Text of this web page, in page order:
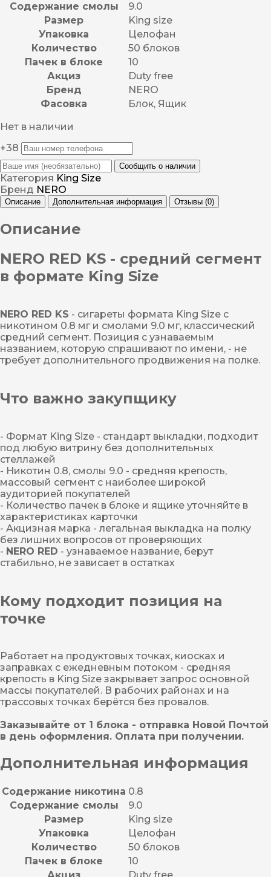
Содержание смолы
9.0
Размер
King size
Упаковка
Целофан
Количество
50 блоков
Пачек в блоке
10
Акциз
Duty free
Бренд
NERO
Фасовка
Блок, Ящик
Нет в наличии
+38
Сообщить о наличии
Категория King Size
Бренд NERO
Описание Дополнительная информация Отзывы (0)
Описание
NERO RED KS - средний сегмент
в формате King Size
NERO RED KS - сигареты формата King Size с
никотином 0.8 мг и смолами 9.0 мг, классический
средний сегмент. Позиция с узнаваемым
названием, которую спрашивают по имени, - не
требует дополнительного продвижения на полке.
Что важно закупщику
- Формат King Size - стандарт выкладки, подходит
под любую витрину без дополнительных
стеллажей
- Никотин 0.8, смолы 9.0 - средняя крепость,
массовый сегмент с наиболее широкой
аудиторией покупателей
- Количество пачек в блоке и ящике уточняйте в
характеристиках карточки
- Акцизная марка - легальная выкладка на полку
без лишних вопросов от проверяющих
- NERO RED - узнаваемое название, берут
стабильно, не зависает в остатках
Кому подходит позиция на
точке
Работает на продуктовых точках, киосках и
заправках с ежедневным потоком - средняя
крепость в King Size закрывает запрос основной
массы покупателей. В рабочих районах и на
трассовых точках берётся без провалов.
Заказывайте от 1 блока - отправка Новой Почтой
в день оформления. Оплата при получении.
Дополнительная информация
Содержание никотина 0.8
Содержание смолы
9.0
Размер
King size
Упаковка
Целофан
Количество
50 блоков
Пачек в блоке
10